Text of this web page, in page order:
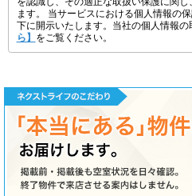
ます。 当サービスにおける個人情報の
下に開示いたします。当社の個人情報の
ら】
をご覧ください。